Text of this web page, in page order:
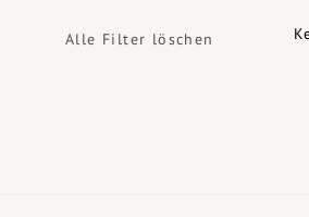
Alle Filter löschen